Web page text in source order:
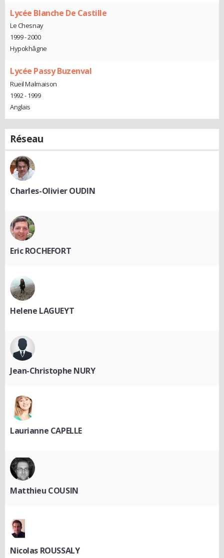
Lycée Blanche De Castille
Le Chesnay
1999 - 2000
Hypokhâgne
Lycée Passy Buzenval
Rueil Malmaison
1992 - 1999
Anglais
Réseau
Charles-Olivier OUDIN
Eric ROCHEFORT
Helene LAGUEYT
Jean-Christophe NURY
Laurianne CAPELLE
Matthieu COUSIN
Nicolas ROUSSALY